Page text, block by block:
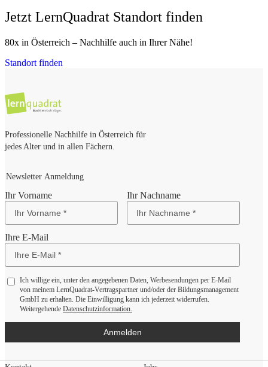
Jetzt LernQuadrat Standort finden
80x in Österreich – Nachhilfe auch in Ihrer Nähe!
Standort finden
Professionelle Nachhilfe in Österreich für
jedes Alter und in allen Fächern.
Newsletter Anmeldung
Ihr Vorname Ihr Nachname
Ihre E-Mail
Ich willige ein, unter den angegebenen Daten, Werbesendungen per E-Mail
von meinem LernQuadrat-Vertragspartner und/oder der Bildungsmanagement
GmbH zu erhalten. Die Einwilligung kann ich jederzeit widerrufen.
Weitergehende Datenschutzinformation.
Anmelden